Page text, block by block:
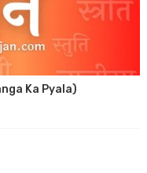
Ka Pyala)